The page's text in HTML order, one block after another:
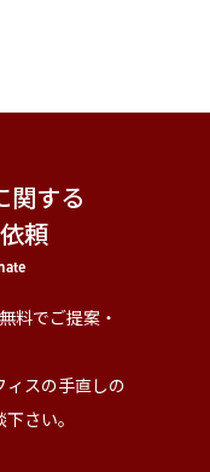
関する
頼
料でご提案・
ィスの手直しの
さい。